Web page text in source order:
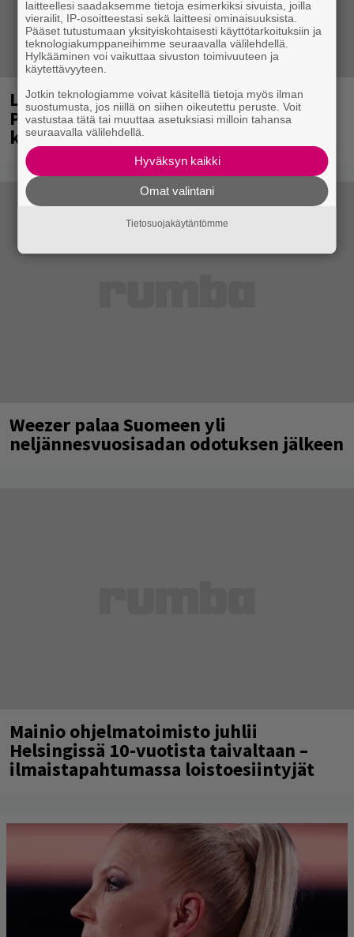
Laittomasta graffitista kiinni jäänyt
Paavo Arhinmäki jälleen spraypullo
kädessä – näitä puolueita ei kiinnosta
Weezer palaa Suomeen yli
neljännesvuosisadan odotuksen jälkeen
Mainio ohjelmatoimisto juhlii
Helsingissä 10-vuotista taivaltaan –
ilmaistapahtumassa loistoesiintyjät
laitteellesi saadaksemme tietoja esimerkiksi sivuista, joilla
vierailit, IP-osoitteestasi sekä laitteesi ominaisuuksista.
Pääset tutustumaan yksityiskohtaisesti käyttötarkoituksiin ja
teknologiakumppaneihimme seuraavalla välilehdellä.
Hylkääminen voi vaikuttaa sivuston toimivuuteen ja
käytettävyyteen.
Jotkin teknologiamme voivat käsitellä tietoja myös ilman
suostumusta, jos niillä on siihen oikeutettu peruste. Voit
vastustaa tätä tai muuttaa asetuksiasi milloin tahansa
seuraavalla välilehdellä.
Hyväksyn kaikki
Omat valintani
Tietosuojakäytäntömme